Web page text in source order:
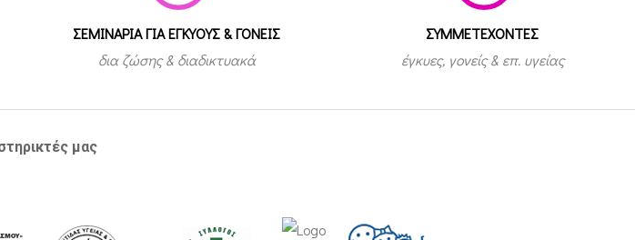
ΣΕΜΙΝΑΡΙΑ ΓΙΑ ΕΓΚΥΟΥΣ & ΓΟΝΕΙΣ
δια ζώσης & διαδικτυακά
ΣΥΜΜΕΤEΧΟΝΤΕΣ
έγκυες, γονείς & επ. υγείας
μας